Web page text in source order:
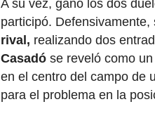
A su vez, ganó los dos
participó. Defensivamente,
rival, realizando dos
Casadó se reveló como
en el centro del campo de
para el problema en la